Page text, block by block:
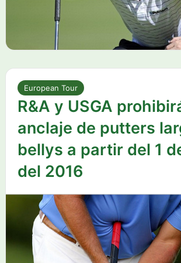
European Tour
R&A y USGA
anclaje de putters
bellys a partir del 1
del 2016